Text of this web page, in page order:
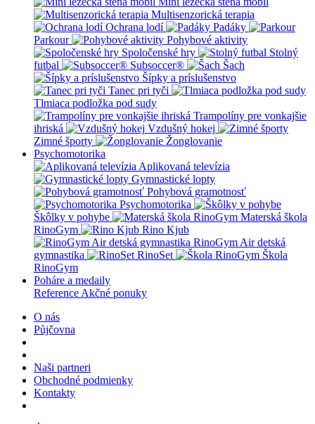
Multisenzorická terapia
Ochrana lodí
Padáky
Parkour
Pohybové aktivity
Spoločenské hry
Stolný
futbal
Subsoccer®
Šach
Šípky a príslušenstvo
Tanec pri tyči
Tlmiaca podložka pod sudy
Trampolíny pre vonkajšie
ihriská
Vzdušný hokej
Zimné športy
Žonglovanie
Psychomotorika
Aplikovaná televízia
Gymnastické lopty
Pohybová gramotnosť
Psychomotorika
Škôlky v pohybe
Materská škola
RinoGym
Rino Kjub
RinoGym Air detská
gymnastika
RinoSet
Škola
RinoGym
Poháre a medaily
Reference Akčné ponuky
O nás
Půjčovna
Naši partneri
Obchodné podmienky
Kontakty